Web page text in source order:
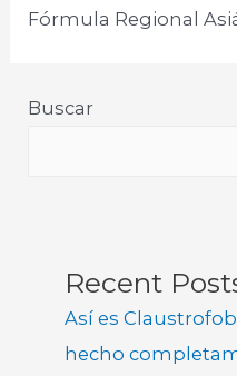
Fórmula Regional
Buscar
Recent
Así es
hecho